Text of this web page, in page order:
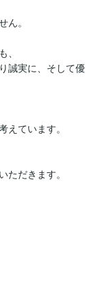
ん。
誠実に、そして優
ています。
だきます。